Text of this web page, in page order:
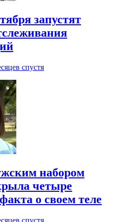
запустят
спустя
набором
четыре
о своем теле
спустя